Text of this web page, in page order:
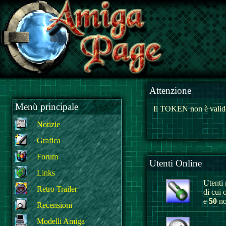
Menù principale
Notizie
Grafica
Forum
Links
Retro Trailer
Recensioni
Modelli Amiga
Attenzione
Il TOKEN non è
Utenti Online
Utenti
di cui
e50